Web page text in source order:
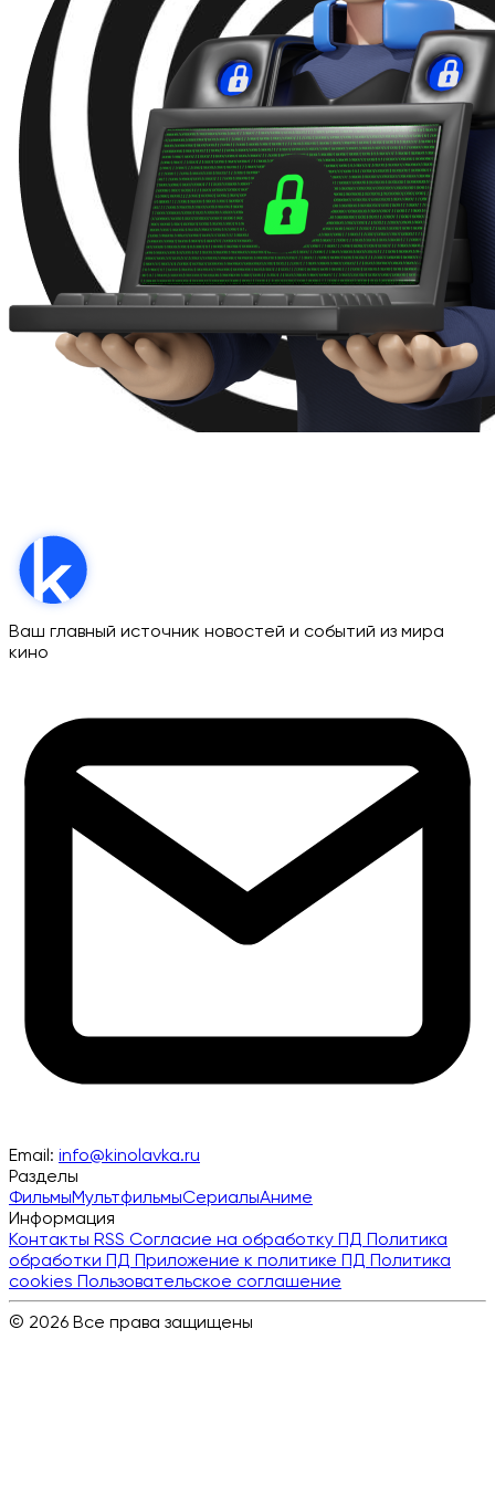
Ваш главный источник новостей и событий из мира
кино
Email: info@kinolavka.ru
Разделы
ФильмыМультфильмыСериалыАниме
Информация
Контакты RSS Согласие на обработку ПД Политика
обработки ПД Приложение к политике ПД Политика
cookies Пользовательское соглашение
© 2026 Все права защищены